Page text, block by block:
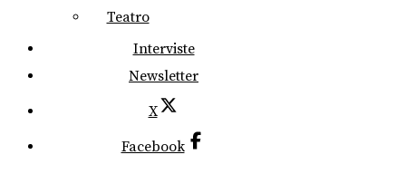
Teatro
Interviste
Newsletter
X
Facebook